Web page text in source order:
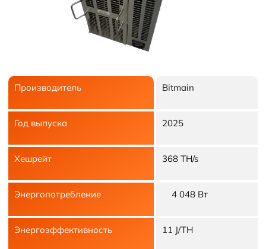
Производитель Bitmain
Год выпуска 2025
Хешрейт 368 TH/s
Энергопотребление 4 048 Вт
Энергоэффективность 11 J/TH